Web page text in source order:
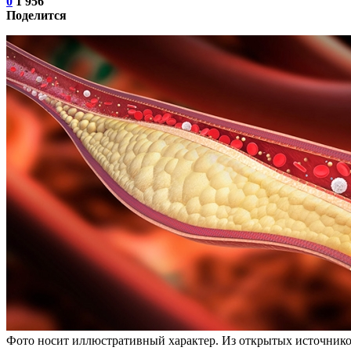
Поделится
Фото носит иллюстративный характер. Из открытых